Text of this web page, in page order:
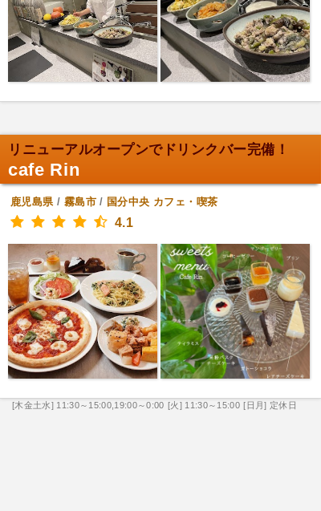
リニューアルオープンでドリンクバー完備！
cafe Rin
鹿児島県/ 霧島市/ 国分中央 カフェ・喫茶
4.1
[木金土水] 11:30～15:00,19:00～0:00 [火] 11:30～15:00 [日月] 定休日